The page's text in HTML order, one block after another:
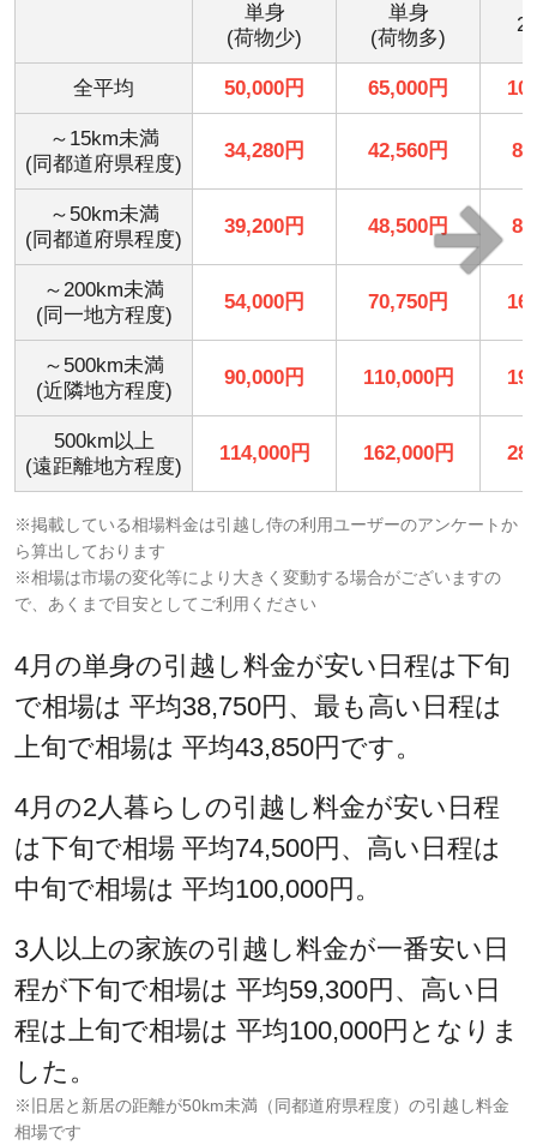
単身
(荷物少)
単身
(荷物多)
2
全平均 50,000円 65,000円
～15km未満
(同都道府県程度)
34,280円 42,560円
～50km未満
(同都道府県程度)
39,200円 48,500円
～200km未満
(同一地方程度)
54,000円 70,750円
～500km未満
(近隣地方程度)
90,000円 110,000円
500km以上
(遠距離地方程度)
114,000円 162,000円
※掲載している相場料金は引越し侍の利用ユーザーのアンケートか
ら算出しております
※相場は市場の変化等により大きく変動する場合がございますの
で、あくまで目安としてご利用ください
4月の単身の引越し料金が安い日程は下旬
で相場は 平均38,750円、最も高い日程は
上旬で相場は 平均43,850円です。
4月の2人暮らしの引越し料金が安い日程
は下旬で相場 平均74,500円、高い日程は
中旬で相場は 平均100,000円。
3人以上の家族の引越し料金が一番安い日
程が下旬で相場は 平均59,300円、高い日
程は上旬で相場は 平均100,000円となりま
した。
※旧居と新居の距離が50km未満（同都道府県程度）の引越し料金
相場です